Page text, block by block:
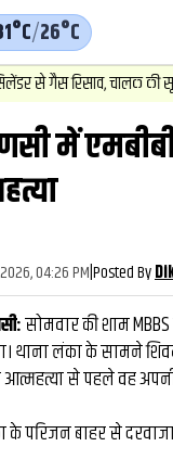
/26°C
रिसाव, चालक की सूझबूझ से
में
04:26 PM|Posted By
सोमवार की शाम
थाना लंका के सामने
से पहले वह
के परिजन बाहर से
और